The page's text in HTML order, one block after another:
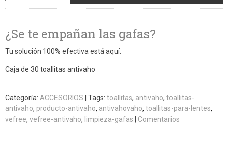
¿Se te empañan las gafas?
Tu solución 100% efectiva está aquí.
Caja de 30 toallitas antivaho
Categoría: ACCESORIOS Tags: toallitas antivaho toallitas-
antivaho producto-antivaho antivahovaho toallitas-para-lentes
vefree vefree-antivaho limpieza-gafas Comentarios